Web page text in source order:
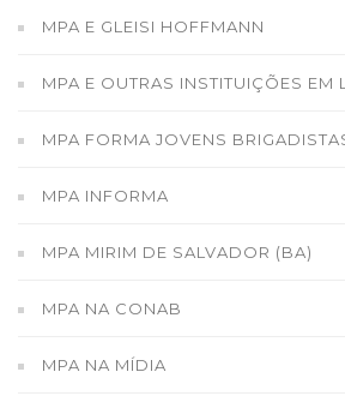
MPA E GLEISI HOFFMANN
MPA E OUTRAS INSTITUIÇÕES EM
MPA FORMA JOVENS
MPA INFORMA
MPA MIRIM DE SALVADOR (BA)
MPA NA CONAB
MPA NA MÍDIA